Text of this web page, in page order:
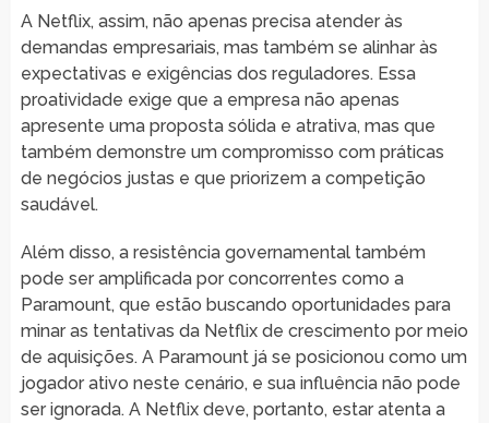
A Netflix, assim, não apenas precisa atender às
demandas empresariais, mas também se alinhar às
expectativas e exigências dos reguladores. Essa
proatividade exige que a empresa não apenas
apresente uma proposta sólida e atrativa, mas que
também demonstre um compromisso com práticas
de negócios justas e que priorizem a competição
saudável.
Além disso, a resistência governamental também
pode ser amplificada por concorrentes como a
Paramount, que estão buscando oportunidades para
minar as tentativas da Netflix de crescimento por meio
de aquisições. A Paramount já se posicionou como um
jogador ativo neste cenário, e sua influência não pode
ser ignorada. A Netflix deve, portanto, estar atenta a